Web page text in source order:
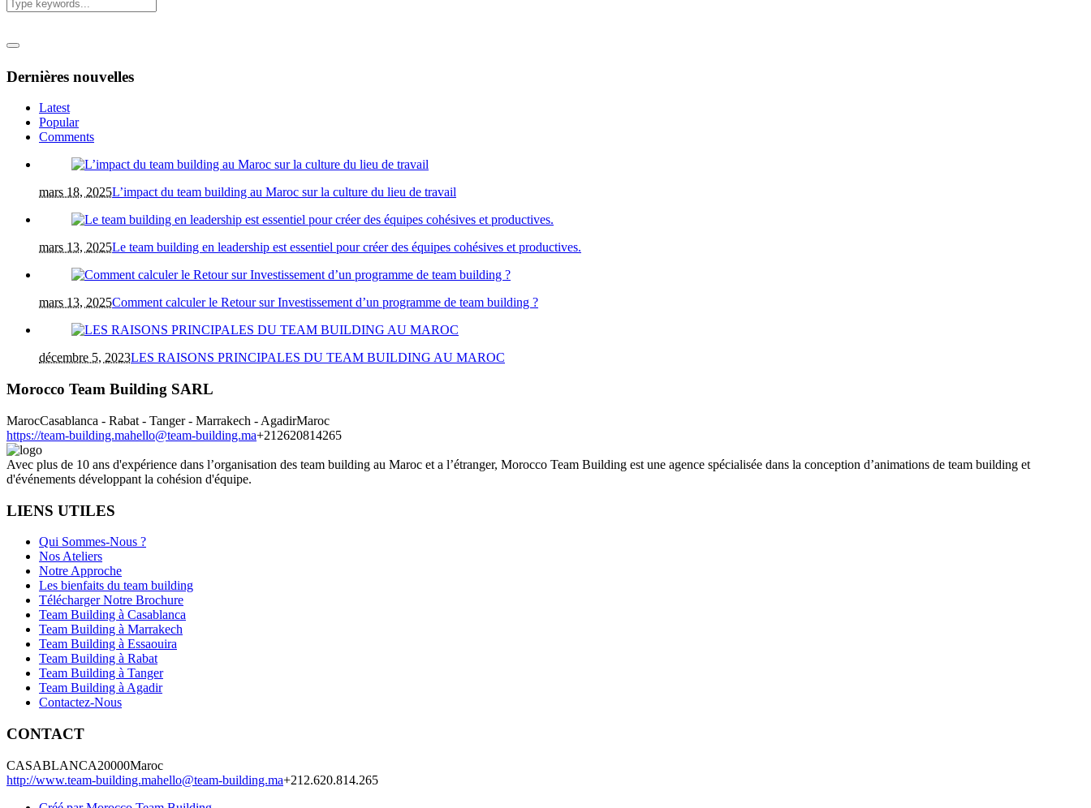
Dernières nouvelles
Latest
Popular
Comments
mars 18, 2025L’impact du team building au Maroc sur la culture du lieu de travail
mars 13, 2025Le team building en leadership est essentiel pour créer des équipes cohésives et productives.
mars 13, 2025Comment calculer le Retour sur Investissement d’un programme de team building ?
décembre 5, 2023LES RAISONS PRINCIPALES DU TEAM BUILDING AU MAROC
Morocco Team Building SARL
MarocCasablanca - Rabat - Tanger - Marrakech - AgadirMaroc
https://team-building.mahello@team-building.ma+212620814265
Avec plus de 10 ans d'expérience dans l’organisation des team building au Maroc et a l’étranger, Morocco Team Building est une agence spécialisée dans la conception d’animations de team building et
d'événements développant la cohésion d'équipe.
LIENS UTILES
Qui Sommes-Nous ?
Nos Ateliers
Notre Approche
Les bienfaits du team building
Télécharger Notre Brochure
Team Building à Casablanca
Team Building à Marrakech
Team Building à Essaouira
Team Building à Rabat
Team Building à Tanger
Team Building à Agadir
Contactez-Nous
CONTACT
CASABLANCA20000Maroc
http://www.team-building.mahello@team-building.ma+212.620.814.265